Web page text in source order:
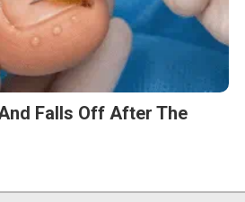
Falls Off After The